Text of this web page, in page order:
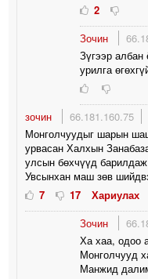
2
Зочин
Зүгээр
урилга
зочин 66.181.160.75
Монголчуудыг шарын
урвасан Халхын
улсын бөхчүүд
Увсынхан маш зөв
7
17
Хариулах
Зочин
Ха хаа, одоо
Монголчууд
Манжид